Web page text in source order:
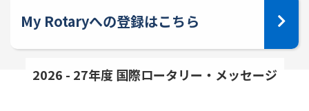
My Rotaryへの登録はこちら
2026 - 27年度 国際ロータリー・メッセージ